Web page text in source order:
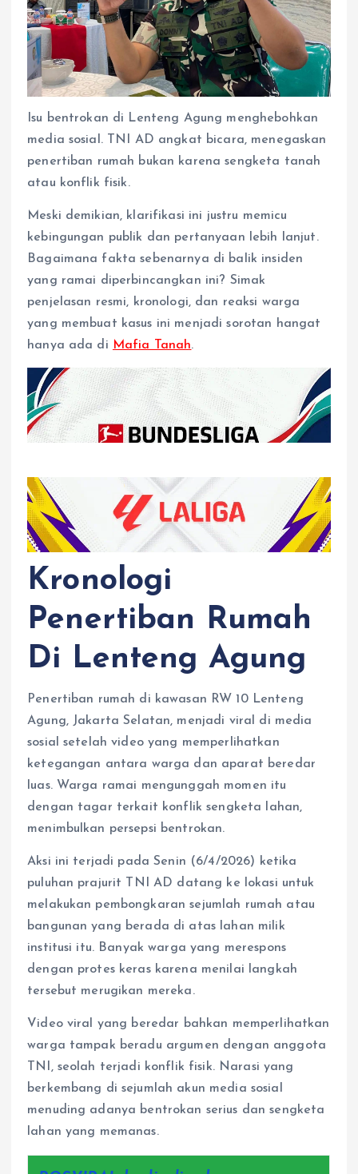
Isu bentrokan di Lenteng Agung menghebohkan
media sosial. TNI AD angkat bicara, menegaskan
penertiban rumah bukan karena sengketa tanah
atau konflik fisik.
Meski demikian, klarifikasi ini justru memicu
kebingungan publik dan pertanyaan lebih lanjut.
Bagaimana fakta sebenarnya di balik insiden
yang ramai diperbincangkan ini? Simak
penjelasan resmi, kronologi, dan reaksi warga
yang membuat kasus ini menjadi sorotan hangat
hanya ada di Mafia Tanah.
Kronologi
Penertiban Rumah
Di Lenteng Agung
Penertiban rumah di kawasan RW 10 Lenteng
Agung, Jakarta Selatan, menjadi viral di media
sosial setelah video yang memperlihatkan
ketegangan antara warga dan aparat beredar
luas. Warga ramai mengunggah momen itu
dengan tagar terkait konflik sengketa lahan,
menimbulkan persepsi bentrokan.
Aksi ini terjadi pada Senin (6/4/2026) ketika
puluhan prajurit TNI AD datang ke lokasi untuk
melakukan pembongkaran sejumlah rumah atau
bangunan yang berada di atas lahan milik
institusi itu. Banyak warga yang merespons
dengan protes keras karena menilai langkah
tersebut merugikan mereka.
Video viral yang beredar bahkan memperlihatkan
warga tampak beradu argumen dengan anggota
TNI, seolah terjadi konflik fisik. Narasi yang
berkembang di sejumlah akun media sosial
menuding adanya bentrokan serius dan sengketa
lahan yang memanas.